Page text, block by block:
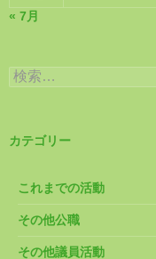
« 7月
検
索:
カテゴリー
これまでの活動
その他公職
その他議員活動